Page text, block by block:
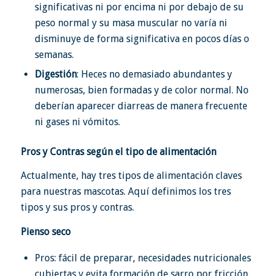
significativas ni por encima ni por debajo de su
peso normal y su masa muscular no varía ni
disminuye de forma significativa en pocos días o
semanas.
Digestión: Heces no demasiado abundantes y
numerosas, bien formadas y de color normal. No
deberían aparecer diarreas de manera frecuente
ni gases ni vómitos.
Pros y Contras según el tipo de alimentación
Actualmente, hay tres tipos de alimentación claves
para nuestras mascotas. Aquí definimos los tres
tipos y sus pros y contras.
Pienso seco
Pros: fácil de preparar, necesidades nutricionales
cubiertas y evita formación de sarro por fricción.